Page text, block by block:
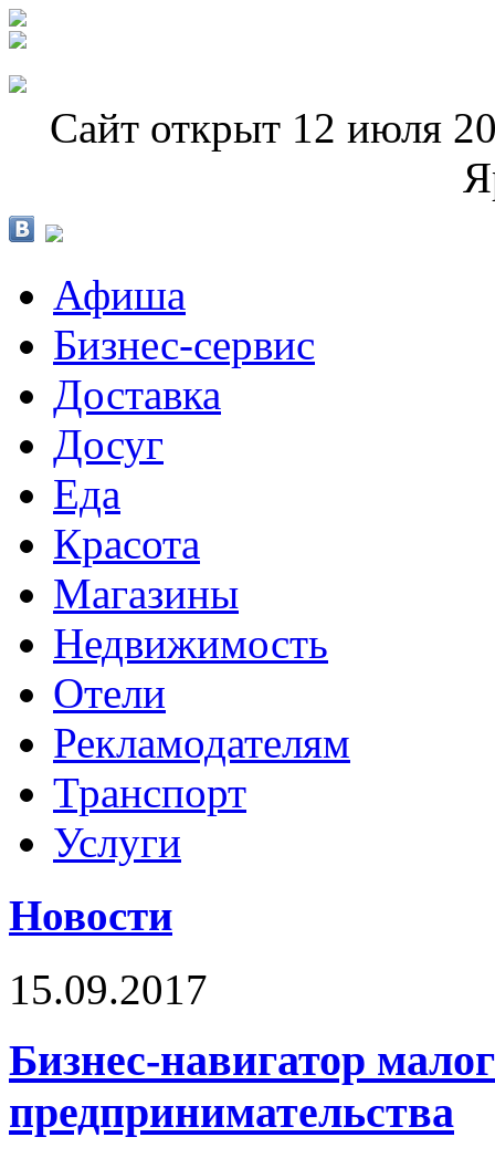
Сайт открыт 12 июля
Афиша
Бизнес-сервис
Доставка
Досуг
Еда
Красота
Магазины
Недвижимость
Отели
Рекламодателям
Транспорт
Услуги
Новости
15.09.2017
Бизнес-навигатор
предпринимательства